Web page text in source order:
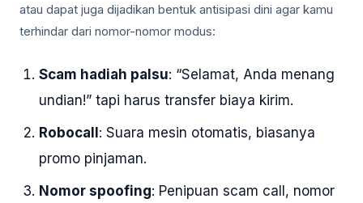
atau dapat juga dijadikan bentuk antisipasi dini agar kamu
terhindar dari nomor-nomor modus:
Scam hadiah palsu: “Selamat, Anda menang
undian!” tapi harus transfer biaya kirim.
Robocall: Suara mesin otomatis, biasanya
promo pinjaman.
Nomor spoofing: Penipuan scam call, nomor